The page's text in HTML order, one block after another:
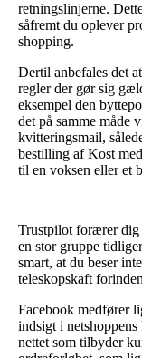
retningslinjerne.
såfremt du oplever
shopping.
Dertil anbefales det
regler der gør sig
eksempel den
det på samme måde
kvitteringsmail,
bestilling af Kost
til en voksen eller et
Trustpilot forærer dig
en stor gruppe
smart, at du beser
teleskopskaft
Facebook medfører
indsigt i
nettet som tilbyder